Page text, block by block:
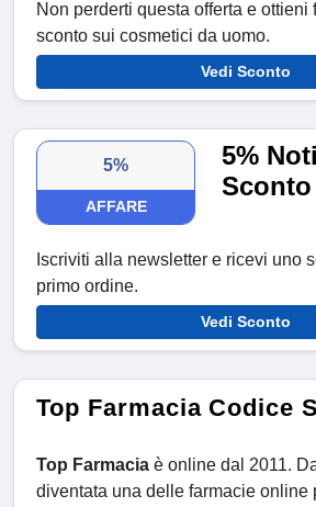
Non perderti questa offerta e ottieni
sconto sui cosmetici da uomo.
Vedi Sconto
5%
AFFARE
5%
Sconto
Iscriviti alla newsletter e ricevi uno
primo ordine.
Vedi Sconto
Top Farmacia Codice
Top Farmacia è online dal 2011.
diventata una delle farmacie online